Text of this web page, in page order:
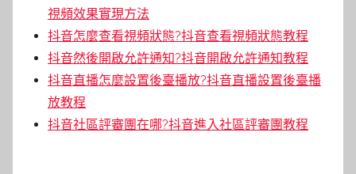
視頻效果實現方法
抖音怎麼查看視頻狀態?抖音查看視頻狀態教程
抖音然後開啟允許通知?抖音開啟允許通知教程
抖音直播怎麼設置後臺播放?抖音直播設置後臺播
放教程
抖音社區評審團在哪?抖音進入社區評審團教程